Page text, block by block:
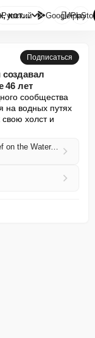
Ориен Макнилл, художник, котор...
Русский GooglePlay

Подписаться
46 лет
сообщества
на водных путях
холст и
Orien McNeill, Artist Who Made Mischief on the Water, Dies at 46